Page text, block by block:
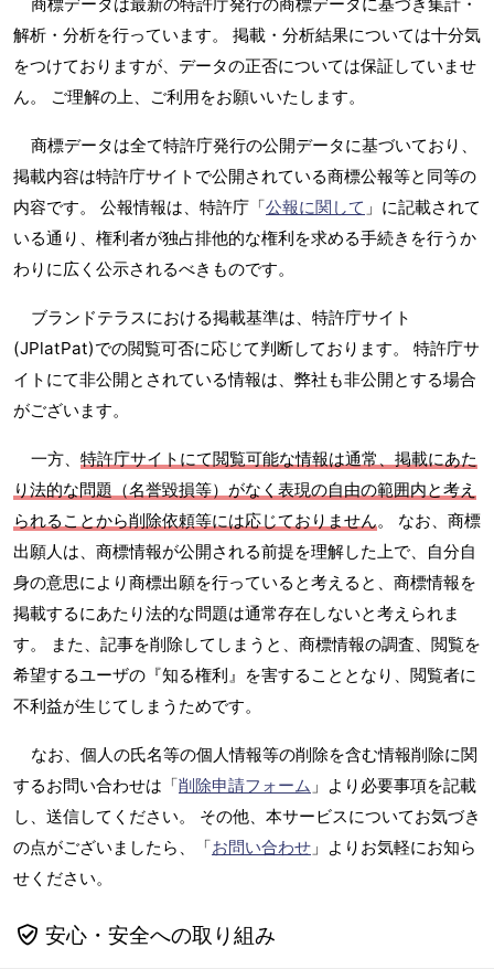
商標データは最新の特許庁発行の商標データに基づき集計・
解析・分析を行っています。 掲載・分析結果については十分気
をつけておりますが、データの正否については保証していませ
ん。 ご理解の上、ご利用をお願いいたします。
商標データは全て特許庁発行の公開データに基づいており、
掲載内容は特許庁サイトで公開されている商標公報等と同等の
内容です。 公報情報は、特許庁「公報に関して 」に記載されて
いる通り、権利者が独占排他的な権利を求める手続きを行うか
わりに広く公示されるべきものです。
ブランドテラスにおける掲載基準は、特許庁サイト
(JPlatPat)での閲覧可否に応じて判断しております。 特許庁サ
イトにて非公開とされている情報は、弊社も非公開とする場合
がございます。
一方、 特許庁サイトにて閲覧可能な情報は通常、掲載にあた
り法的な問題（名誉毀損等）がなく表現の自由の範囲内と考え
られることから削除依頼等には応じておりません。 なお、商標
出願人は、商標情報が公開される前提を理解した上で、自分自
身の意思により商標出願を行っていると考えると、商標情報を
掲載するにあたり法的な問題は通常存在しないと考えられま
す。 また、記事を削除してしまうと、商標情報の調査、閲覧を
希望するユーザの『知る権利』を害することとなり、閲覧者に
不利益が生じてしまうためです。
なお、個人の氏名等の個人情報等の削除を含む情報削除に関
するお問い合わせは「削除申請フォーム 」より必要事項を記載
し、送信してください。 その他、本サービスについてお気づき
の点がございましたら、「お問い合わせ 」よりお気軽にお知ら
せください。
安心・安全への取り組み